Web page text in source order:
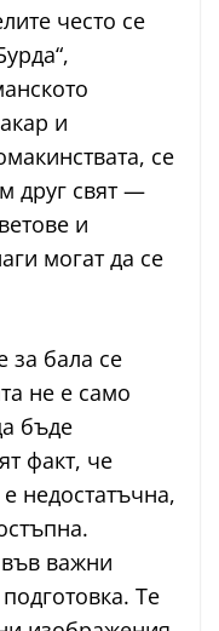
често се
и
се
друг свят —
и
могат да се
за бала се
не е само
бъде
факт, че
недостатъчна,
важни
Те